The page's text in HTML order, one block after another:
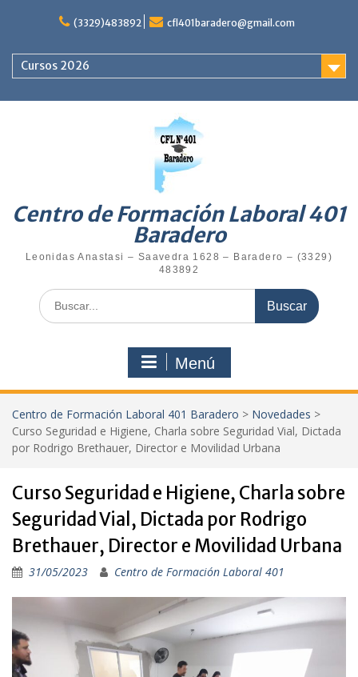
(3329)483892 cfl401baradero@gmail.com
Cursos 2026
Centro de Formación Laboral 401
Baradero
Leonidas Anastasi – Saavedra 1628 – Baradero – (3329)
483892
Buscar:
Menú
Centro de Formación Laboral 401 Baradero > Novedades >
Curso Seguridad e Higiene, Charla sobre Seguridad Vial, Dictada
por Rodrigo Brethauer, Director e Movilidad Urbana
Curso Seguridad e Higiene, Charla sobre
Seguridad Vial, Dictada por Rodrigo
Brethauer, Director e Movilidad Urbana
31/05/2023 Centro de Formación Laboral 401